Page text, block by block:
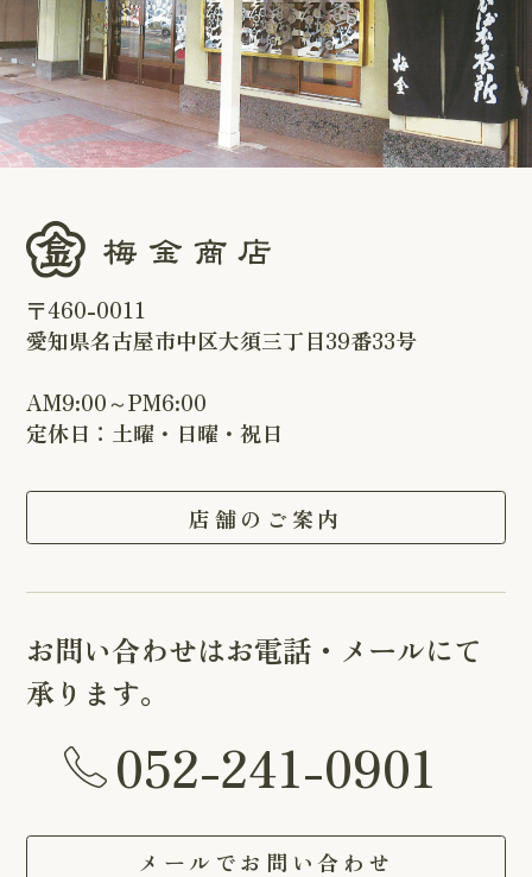
〒460-0011
愛知県名古屋市中区大須三丁目39番33号
AM9:00～PM6:00
定休日：土曜・日曜・祝日
店舗のご案内
お問い合わせはお電話・メールにて
承ります。
052-241-0901
メールでお問い合わせ